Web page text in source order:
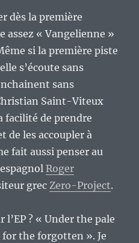
dès la première
assez « Vangelienne »
si la première piste
s’écoute sans
sans
Saint-Viteux
facilité de prendre
de les accoupler à
fait aussi penser au
Roger
grecZero-Project.
l’EP ? « Under the pale
the forgotten ». Je